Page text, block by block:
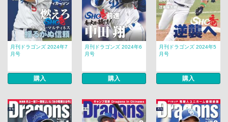
月刊ドラゴンズ 2024年7
月号
購入
月刊ドラゴンズ 2024年6
月号
購入
月刊ドラゴンズ 2024年5
月号
購入